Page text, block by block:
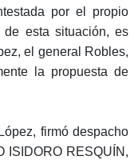
por el propio
de esta situación, es
el general Robles,
la propuesta de
firmó despacho
ISIDORO RESQUÍN,